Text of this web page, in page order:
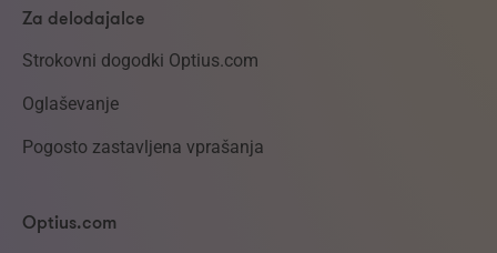
Za delodajalce
Strokovni dogodki Optius.com
Oglaševanje
Pogosto zastavljena vprašanja
Optius.com